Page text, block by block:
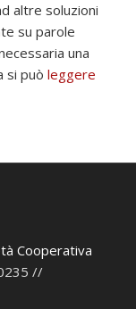
altre soluzioni
su parole
una
si può leggere
Cooperativa
//